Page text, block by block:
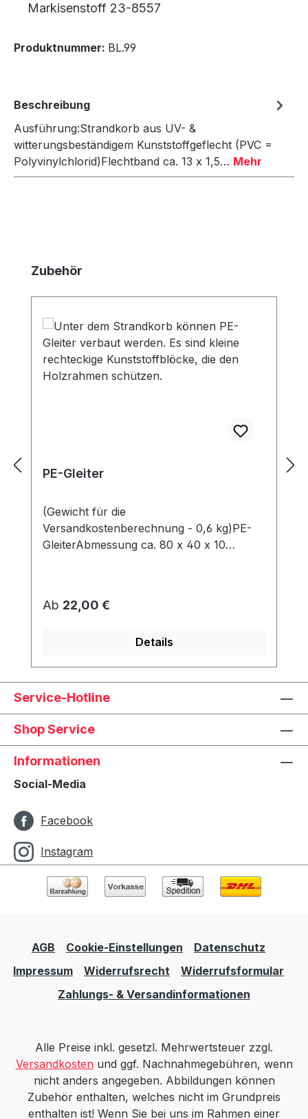
Markisenstoff 23-8557
Produktnummer: BL.99
Beschreibung
Ausführung:Strandkorb aus UV- &
witterungsbeständigem Kunststoffgeflecht (PVC =
Polyvinylchlorid)Flechtband ca. 13 x 1,5… Mehr
Produktgalerie überspringen
Zubehör
PE-Gleiter
(Gewicht für die
Versandkostenberechnung - 0,6 kg)PE-
GleiterAbmessung ca. 80 x 40 x 10
Regulärer Preis:
Ab 22,00 €
Details
Service-Hotline
Shop Service
Informationen
Social-Media
Facebook
Instagram
AGB Cookie-Einstellungen
Datenschutz
Impressum
Widerrufsrecht
Widerrufsformular
Zahlungs- & Versandinformationen
Alle Preise inkl. gesetzl. Mehrwertsteuer zzgl.
Versandkostenund ggf. Nachnahmegebühren, wenn
nicht anders angegeben. Abbildungen können
Zubehör enthalten, welches nicht im Grundpreis
enthalten ist! Wenn Sie bei uns im Rahmen einer